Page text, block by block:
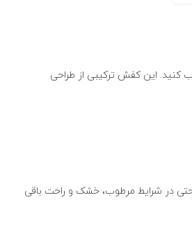
کنید. این کفش ترکیبی از طراحی
در شرایط مرطوب، خشک و راحت باقی